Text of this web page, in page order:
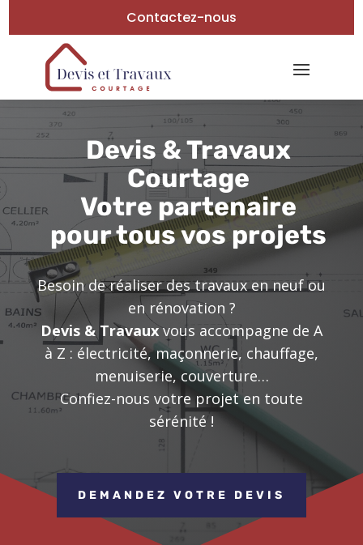
Contactez-nous
Devis & Travaux
Courtage
Votre partenaire
pour tous vos projets
Besoin de réaliser des travaux en neuf ou
en rénovation ?
Devis & Travaux vous accompagne de A
à Z : électricité, maçonnerie, chauffage,
menuiserie, couverture…
Confiez-nous votre projet en toute
sérénité !
DEMANDEZ VOTRE DEVIS